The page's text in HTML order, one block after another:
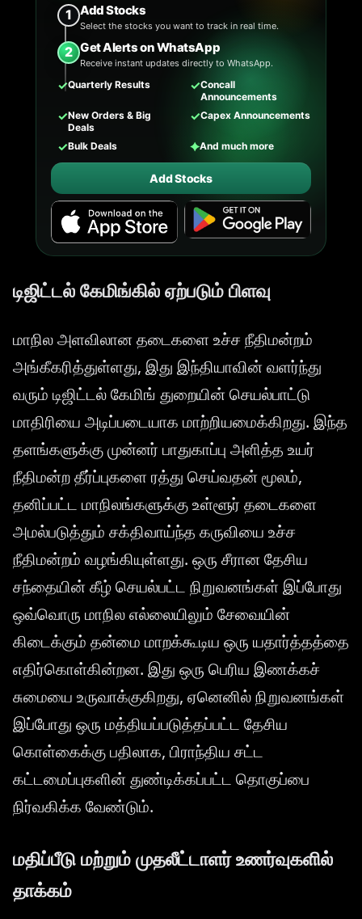
1 Add Stocks
Select the stocks you want to track in real time.
2 Get Alerts on WhatsApp
Receive instant updates directly to WhatsApp.
✓Quarterly Results ✓Concall
Announcements
✓New Orders & Big
Deals
✓Capex Announcements
✓Bulk Deals ✦And much more
Add Stocks
டிஜிட்டல் கேமிங்கில் ஏற்படும் பிளவு
மாநில அளவிலான தடைகளை உச்ச நீதிமன்றம்
அங்கீகரித்துள்ளது, இது இந்தியாவின் வளர்ந்து
வரும் டிஜிட்டல் கேமிங் துறையின் செயல்பாட்டு
மாதிரியை அடிப்படையாக மாற்றியமைக்கிறது. இந்த
தளங்களுக்கு முன்னர் பாதுகாப்பு அளித்த உயர்
நீதிமன்ற தீர்ப்புகளை ரத்து செய்வதன் மூலம்,
தனிப்பட்ட மாநிலங்களுக்கு உள்ளூர் தடைகளை
அமல்படுத்தும் சக்திவாய்ந்த கருவியை உச்ச
நீதிமன்றம் வழங்கியுள்ளது. ஒரு சீரான தேசிய
சந்தையின் கீழ் செயல்பட்ட நிறுவனங்கள் இப்போது
ஒவ்வொரு மாநில எல்லையிலும் சேவையின்
கிடைக்கும் தன்மை மாறக்கூடிய ஒரு யதார்த்தத்தை
எதிர்கொள்கின்றன. இது ஒரு பெரிய இணக்கச்
சுமையை உருவாக்குகிறது, ஏனெனில் நிறுவனங்கள்
இப்போது ஒரு மத்தியப்படுத்தப்பட்ட தேசிய
கொள்கைக்கு பதிலாக, பிராந்திய சட்ட
கட்டமைப்புகளின் துண்டிக்கப்பட்ட தொகுப்பை
நிர்வகிக்க வேண்டும்.
மதிப்பீடு மற்றும் முதலீட்டாளர் உணர்வுகளில்
தாக்கம்